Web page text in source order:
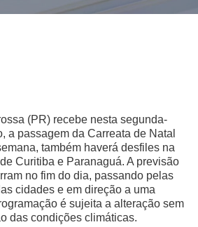
(PR) recebe nesta segunda-
a passagem da Carreata de Natal
também haverá desfiles na
Curitiba e Paranaguá. A previsão
no fim do dia, passando pelas
cidades e em direção a uma
é sujeita a alteração sem
das condições climáticas.